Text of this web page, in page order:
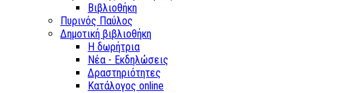
Βιβλιοθήκη
Πυρινός Παύλος
Δημοτική βιβλιοθήκη
Η δωρήτρια
Νέα - Εκδηλώσεις
Δραστηριότητες
Κατάλογος online